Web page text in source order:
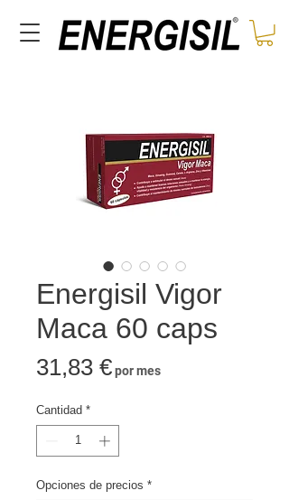
Energisil Vigor
Maca 60 caps
31,83 €Precio
por mes
Cantidad *
Opciones de precios *